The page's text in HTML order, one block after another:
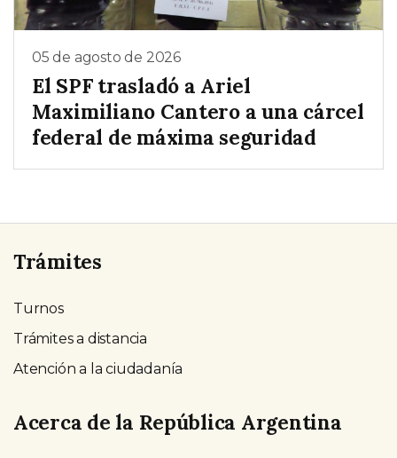
05 de agosto de 2026
El SPF trasladó a Ariel
Maximiliano Cantero a una cárcel
federal de máxima seguridad
Trámites
Turnos
Trámites a distancia
Atención a la ciudadanía
Acerca de la República Argentina